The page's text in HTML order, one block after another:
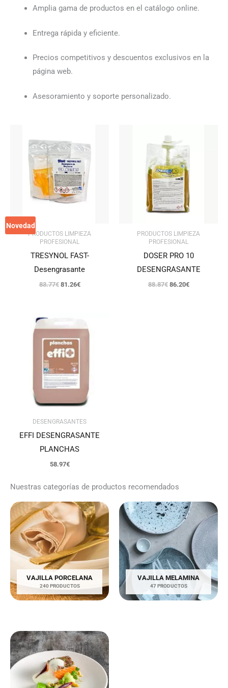
Amplia gama de productos en el catálogo online.
Entrega rápida y eficiente.
Precios competitivos y descuentos exclusivos en la
página web.
Asesoramiento y soporte personalizado.
Novedad
PRODUCTOS LIMPIEZA
PROFESIONAL
TRESYNOL FAST-
Desengrasante
83.77€
original
era:
83.77€.
81.26€
actual
81.26€.
PRODUCTOS LIMPIEZA
PROFESIONAL
DOSER PRO 10
DESENGRASANTE
88.87€
precio
original
era:
88.87€.
86.20€
DESENGRASANTES
EFFI DESENGRASANTE
PLANCHAS
58.97€
Nuestras categorías de productos recomendados
VAJILLA PORCELANA
240 PRODUCTOS
VAJILLA MELAMINA
47 PRODUCTOS